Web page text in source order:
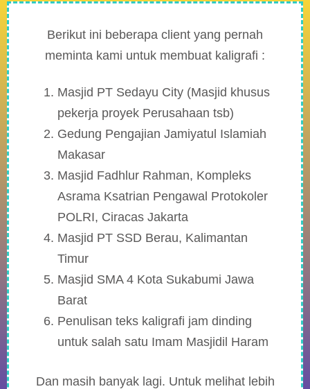
Berikut ini beberapa client yang pernah
meminta kami untuk membuat kaligrafi :
Masjid PT Sedayu City (Masjid khusus
pekerja proyek Perusahaan tsb)
Gedung Pengajian Jamiyatul Islamiah
Makasar
Masjid Fadhlur Rahman, Kompleks
Asrama Ksatrian Pengawal Protokoler
POLRI, Ciracas Jakarta
Masjid PT SSD Berau, Kalimantan
Timur
Masjid SMA 4 Kota Sukabumi Jawa
Barat
Penulisan teks kaligrafi jam dinding
untuk salah satu Imam Masjidil Haram
Dan masih banyak lagi. Untuk melihat lebih